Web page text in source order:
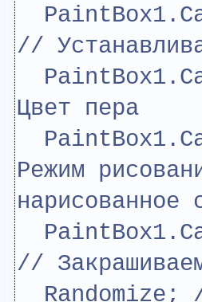
//
Цвет пера
Режим
нарисованное
//
Randomize;